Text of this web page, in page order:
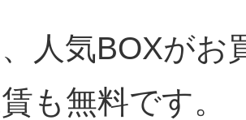
人気BOXがお
も無料です。